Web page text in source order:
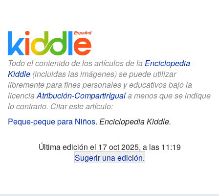
Todo el contenido de los artículos de la Enciclopedia
Kiddle (incluidas las imágenes) se puede utilizar
libremente para fines personales y educativos bajo la
licencia Atribución-CompartirIguala menos que se indique
lo contrario. Citar este artículo:
Peque-peque para Niños. Enciclopedia Kiddle.
Última edición el 17 oct 2025, a las 11:19
Sugerir una edición.